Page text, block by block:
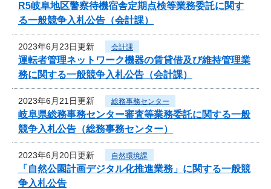
R5岐阜地区警察待機宿舎定期点検等業務委託に関す
る一般競争入札公告（会計課）
2023年6月23日更新 会計課
運転者管理ネットワーク機器の賃貸借及び維持管理業
務に関する一般競争入札公告（会計課）
2023年6月21日更新 総務事務センター
岐阜県総務事務センター審査等業務委託に関する一般
競争入札公告（総務事務センター）
2023年6月20日更新 自然環境課
「自然公園計画デジタル化推進業務」に関する一般競
争入札公告